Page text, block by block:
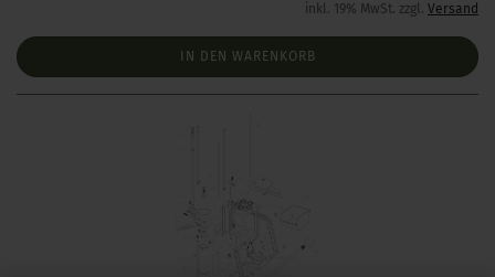
inkl. 19% MwSt. zzgl. Versand
IN DEN WARENKORB